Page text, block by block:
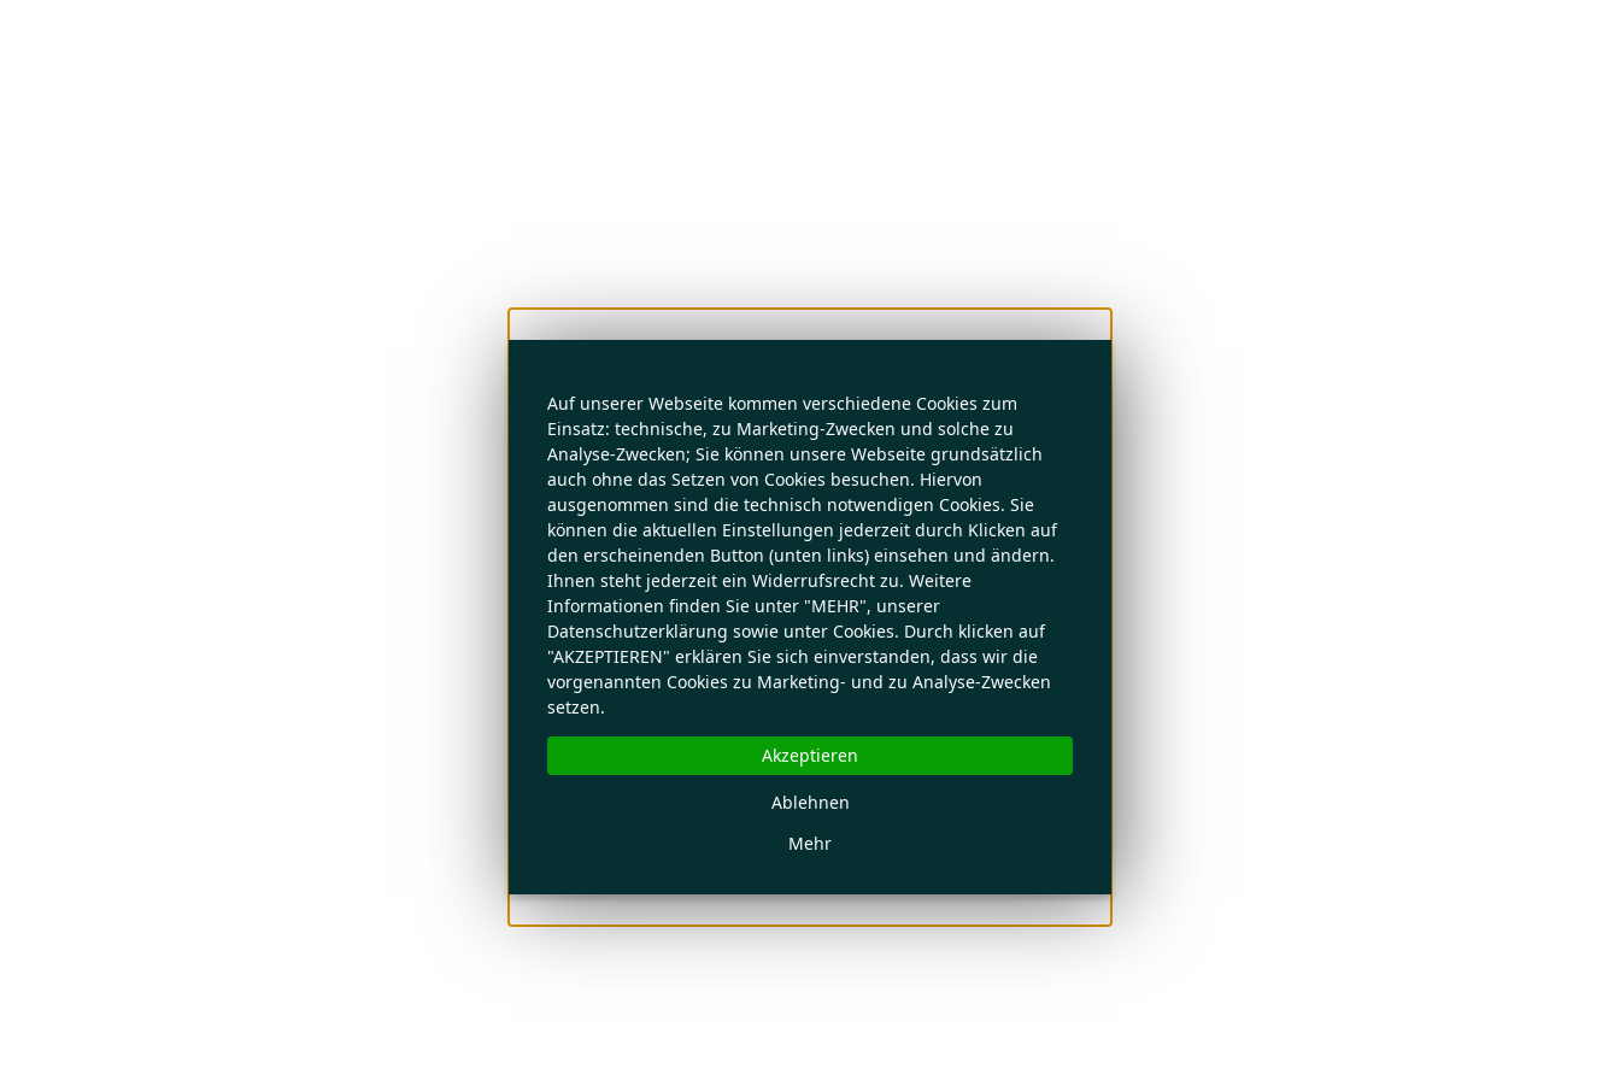
Auf unserer Webseite kommen verschiedene Cookies zum
Einsatz: technische, zu Marketing-Zwecken und solche zu
Analyse-Zwecken; Sie können unsere Webseite grundsätzlich
auch ohne das Setzen von Cookies besuchen. Hiervon
ausgenommen sind die technisch notwendigen Cookies. Sie
können die aktuellen Einstellungen jederzeit durch Klicken auf
den erscheinenden Button (unten links) einsehen und ändern.
Ihnen steht jederzeit ein Widerrufsrecht zu. Weitere
Informationen finden Sie unter "MEHR", unserer
Datenschutzerklärung sowie unter Cookies. Durch klicken auf
"AKZEPTIEREN" erklären Sie sich einverstanden, dass wir die
vorgenannten Cookies zu Marketing- und zu Analyse-Zwecken
setzen.
Mehr
Ablehnen
Akzeptieren